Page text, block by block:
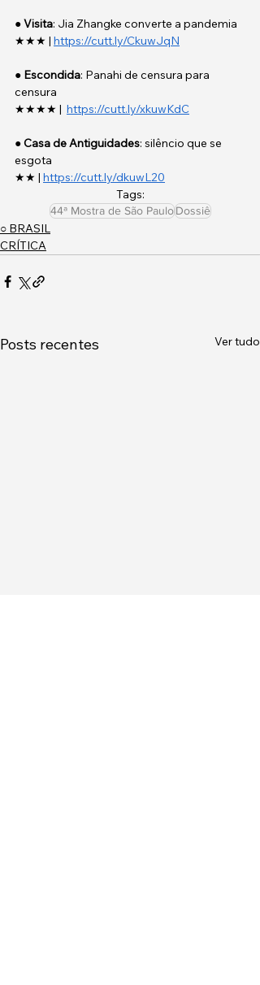
● Visita: Jia Zhangke converte a pandemia
★★★ | https://cutt.ly/CkuwJqN
● Escondida: Panahi de censura para
censura
★★★★ | https://cutt.ly/xkuwKdC
● Casa de Antiguidades: silêncio que se
esgota
★★ | https://cutt.ly/dkuwL20
Tags:
44ª Mostra de São PauloDossiê
○ BRASIL
CRÍTICA
Posts recentes Ver tudo